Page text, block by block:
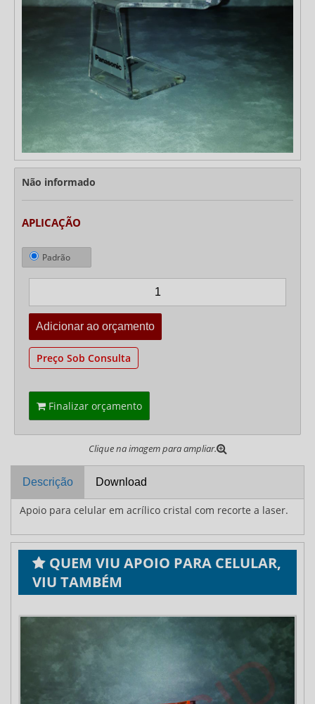
Não informado
APLICAÇÃO
Padrão
Preço Sob Consulta
Finalizar orçamento
Clique na imagem para ampliar.
Descrição Download
Apoio para celular em acrílico cristal com recorte a laser.
QUEM VIU APOIO PARA CELULAR,
VIU TAMBÉM